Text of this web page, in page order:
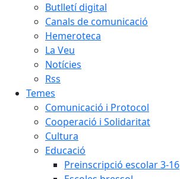
Butlletí digital
Canals de comunicació
Hemeroteca
La Veu
Notícies
Rss
Temes
Comunicació i Protocol
Cooperació i Solidaritat
Cultura
Educació
Preinscripció escolar 3-16